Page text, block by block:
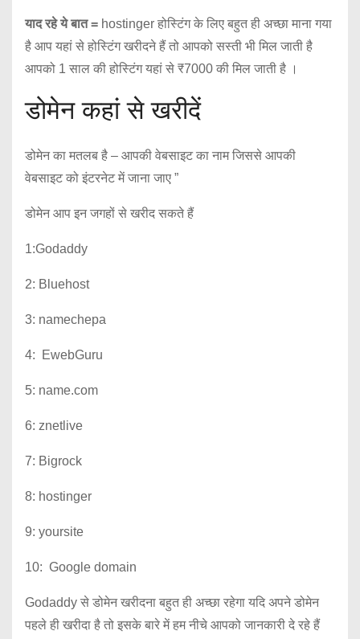
याद रहे ये बात = hostinger होस्टिंग के लिए बहुत ही अच्छा माना गया
है आप यहां से होस्टिंग खरीदने हैं तो आपको सस्ती भी मिल जाती है
आपको 1 साल की होस्टिंग यहां से ₹7000 की मिल जाती है ।
डोमेन कहां से खरीदें
डोमेन का मतलब है – आपकी वेबसाइट का नाम जिससे आपकी
वेबसाइट को इंटरनेट में जाना जाए ”
डोमेन आप इन जगहों से खरीद सकते हैं
1:Godaddy
2: Bluehost
3: namechepa
4: EwebGuru
5: name.com
6: znetlive
7: Bigrock
8: hostinger
9: yoursite
10: Google domain
Godaddy से डोमेन खरीदना बहुत ही अच्छा रहेगा यदि अपने डोमेन
पहले ही खरीदा है तो इसके बारे में हम नीचे आपको जानकारी दे रहे हैं